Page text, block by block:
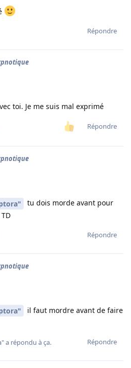
Répondre
toi. Je me suis mal exprimé
Répondre
tu dois morde avant pour
Répondre
il faut mordre avant de faire
Répondre
a répondu à ça.